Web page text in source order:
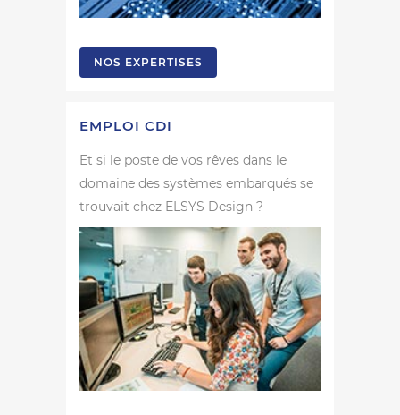
NOS EXPERTISES
EMPLOI CDI
Et si le poste de vos rêves dans le
domaine des systèmes embarqués se
trouvait chez ELSYS Design ?